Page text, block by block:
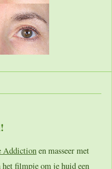
Addictionen masseer met
filmpje om je huid een